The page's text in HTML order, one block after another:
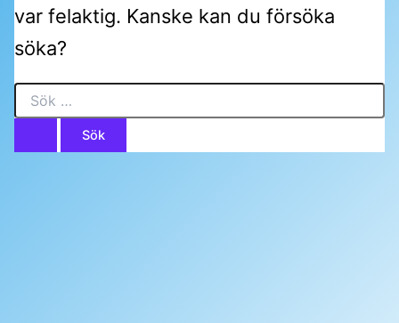
var felaktig. Kanske kan du försöka
söka?
Sök
efter: